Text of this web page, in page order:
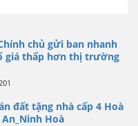
chủ gửi ban nhanh
giá thấp hơn thị trường
đất tặng nhà cấp 4 Hoà
Hoà